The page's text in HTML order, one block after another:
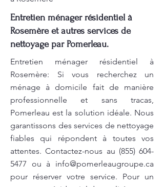
Entretien ménager résidentiel à
Rosemère et autres services de
nettoyage par Pomerleau.
Entretien ménager résidentiel à
Rosemère: Si vous recherchez un
ménage à domicile fait de manière
professionnelle et sans tracas,
Pomerleau est la solution idéale. Nous
garantissons des services de nettoyage
fiables qui répondent à toutes vos
attentes. Contactez-nous au (855) 604-
5477 ou à info@pomerleaugroupe.ca
pour réserver votre service. Pour un